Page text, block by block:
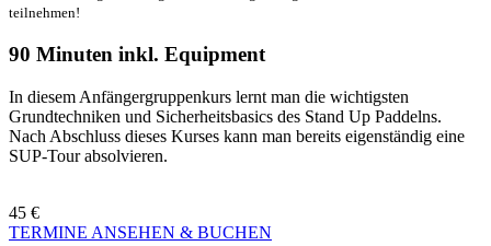
teilnehmen!
90 Minuten inkl. Equipment
In diesem Anfängergruppenkurs lernt man die wichtigsten
Grundtechniken und Sicherheitsbasics des Stand Up Paddelns.
Nach Abschluss dieses Kurses kann man bereits eigenständig eine
SUP-Tour absolvieren.
45 €
TERMINE ANSEHEN & BUCHEN